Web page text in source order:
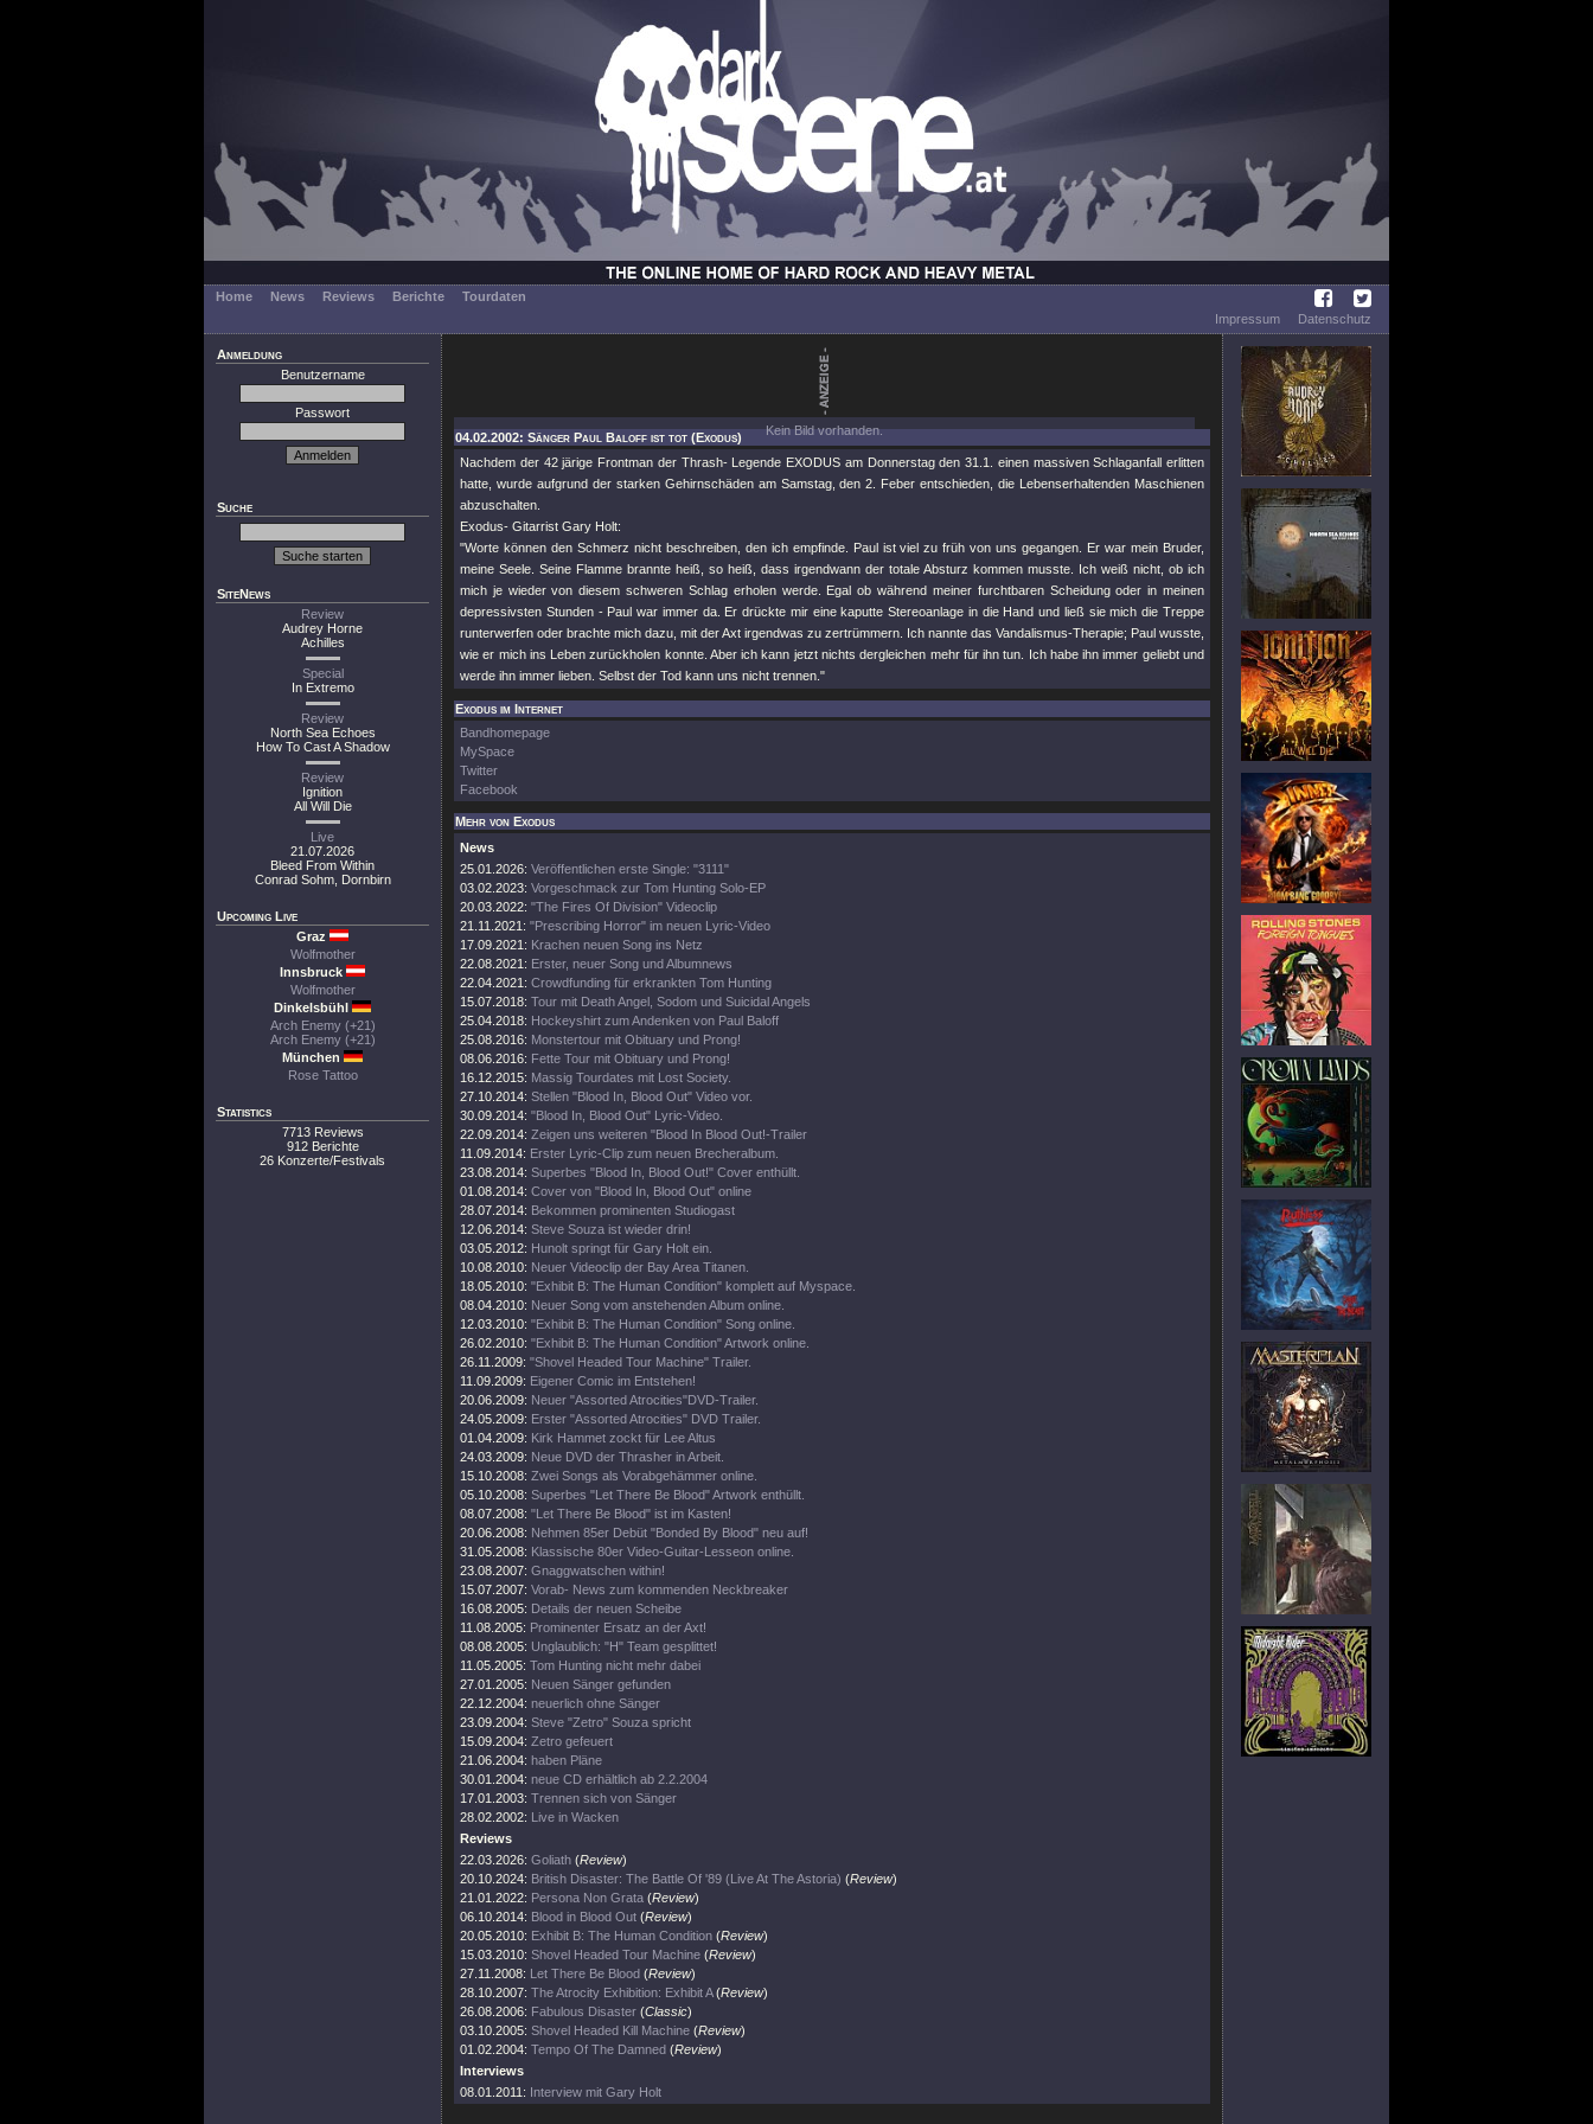
Home News Reviews Berichte
Tourdaten
Impressum
Datenschutz
Anmeldung
Benutzername
Passwort
Suche
SiteNews
Review
Audrey Horne
Achilles
Special
In Extremo
Review
North Sea Echoes
How To Cast A Shadow
Review
Ignition
All Will Die
Live
21.07.2026
Bleed From Within
Conrad Sohm, Dornbirn
Upcoming Live
Graz
Wolfmother
Innsbruck
Wolfmother
Dinkelsbühl
Arch Enemy (+21)
Arch Enemy (+21)
München
Rose Tattoo
Statistics
7713 Reviews
912 Berichte
26 Konzerte/Festivals
Kein Bild vorhanden.
04.02.2002: Sänger Paul Baloff ist tot (Exodus)
Nachdem der 42 järige Frontman der Thrash- Legende EXODUS am Donnerstag den 31.1. einen massiven Schlaganfall erlitten
hatte, wurde aufgrund der starken Gehirnschäden am Samstag, den 2. Feber entschieden, die Lebenserhaltenden Maschienen
abzuschalten.
Exodus- Gitarrist Gary Holt:
"Worte können den Schmerz nicht beschreiben, den ich empfinde. Paul ist viel zu früh von uns gegangen. Er war mein Bruder,
meine Seele. Seine Flamme brannte heiß, so heiß, dass irgendwann der totale Absturz kommen musste. Ich weiß nicht, ob ich
mich je wieder von diesem schweren Schlag erholen werde. Egal ob während meiner furchtbaren Scheidung oder in meinen
depressivsten Stunden - Paul war immer da. Er drückte mir eine kaputte Stereoanlage in die Hand und ließ sie mich die Treppe
runterwerfen oder brachte mich dazu, mit der Axt irgendwas zu zertrümmern. Ich nannte das Vandalismus-Therapie; Paul wusste,
wie er mich ins Leben zurückholen konnte. Aber ich kann jetzt nichts dergleichen mehr für ihn tun. Ich habe ihn immer geliebt und
werde ihn immer lieben. Selbst der Tod kann uns nicht trennen."
Exodus im Internet
Bandhomepage
MySpace
Twitter
Facebook
Mehr von Exodus
News
25.01.2026: Veröffentlichen erste Single: "3111"
03.02.2023: Vorgeschmack zur Tom Hunting Solo-EP
20.03.2022: "The Fires Of Division" Videoclip
21.11.2021: "Prescribing Horror" im neuen Lyric-Video
17.09.2021: Krachen neuen Song ins Netz
22.08.2021: Erster, neuer Song und Albumnews
22.04.2021: Crowdfunding für erkrankten Tom Hunting
15.07.2018: Tour mit Death Angel, Sodom und Suicidal Angels
25.04.2018: Hockeyshirt zum Andenken von Paul Baloff
25.08.2016: Monstertour mit Obituary und Prong!
08.06.2016: Fette Tour mit Obituary und Prong!
16.12.2015: Massig Tourdates mit Lost Society.
27.10.2014: Stellen "Blood In, Blood Out" Video vor.
30.09.2014: "Blood In, Blood Out" Lyric-Video.
22.09.2014: Zeigen uns weiteren "Blood In Blood Out!-Trailer
11.09.2014: Erster Lyric-Clip zum neuen Brecheralbum.
23.08.2014: Superbes "Blood In, Blood Out!" Cover enthüllt.
01.08.2014: Cover von "Blood In, Blood Out" online
28.07.2014: Bekommen prominenten Studiogast
12.06.2014: Steve Souza ist wieder drin!
03.05.2012: Hunolt springt für Gary Holt ein.
10.08.2010: Neuer Videoclip der Bay Area Titanen.
18.05.2010: "Exhibit B: The Human Condition" komplett auf Myspace.
08.04.2010: Neuer Song vom anstehenden Album online.
12.03.2010: "Exhibit B: The Human Condition" Song online.
26.02.2010: "Exhibit B: The Human Condition" Artwork online.
26.11.2009: "Shovel Headed Tour Machine" Trailer.
11.09.2009: Eigener Comic im Entstehen!
20.06.2009: Neuer "Assorted Atrocities"DVD-Trailer.
24.05.2009: Erster "Assorted Atrocities" DVD Trailer.
01.04.2009: Kirk Hammet zockt für Lee Altus
24.03.2009: Neue DVD der Thrasher in Arbeit.
15.10.2008: Zwei Songs als Vorabgehämmer online.
05.10.2008: Superbes "Let There Be Blood" Artwork enthüllt.
08.07.2008: "Let There Be Blood" ist im Kasten!
20.06.2008: Nehmen 85er Debüt "Bonded By Blood" neu auf!
31.05.2008: Klassische 80er Video-Guitar-Lesseon online.
23.08.2007: Gnaggwatschen within!
15.07.2007: Vorab- News zum kommenden Neckbreaker
16.08.2005: Details der neuen Scheibe
11.08.2005: Prominenter Ersatz an der Axt!
08.08.2005: Unglaublich: "H" Team gesplittet!
11.05.2005: Tom Hunting nicht mehr dabei
27.01.2005: Neuen Sänger gefunden
22.12.2004: neuerlich ohne Sänger
23.09.2004: Steve "Zetro" Souza spricht
15.09.2004: Zetro gefeuert
21.06.2004: haben Pläne
30.01.2004: neue CD erhältlich ab 2.2.2004
17.01.2003: Trennen sich von Sänger
28.02.2002: Live in Wacken
Reviews
22.03.2026: Goliath (Review)
20.10.2024: British Disaster: The Battle Of '89 (Live At The Astoria) (Review)
21.01.2022: Persona Non Grata (Review)
06.10.2014: Blood in Blood Out (Review)
20.05.2010: Exhibit B: The Human Condition (Review)
15.03.2010: Shovel Headed Tour Machine (Review)
27.11.2008: Let There Be Blood (Review)
28.10.2007: The Atrocity Exhibition: Exhibit A(Review)
26.08.2006: Fabulous Disaster (Classic)
03.10.2005: Shovel Headed Kill Machine (Review)
01.02.2004: Tempo Of The Damned (Review)
Interviews
08.01.2011: Interview mit Gary Holt